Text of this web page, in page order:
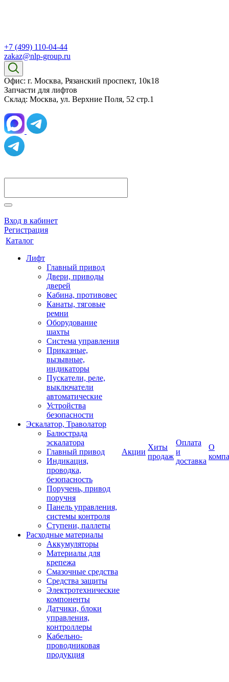
+7 (499) 110-04-44
zakaz@nlp-group.ru
Офис: г. Москва, Рязанский проспект, 10к18
Запчасти для лифтов
Склад: Москва, ул. Верхние Поля, 52 стр.1
Вход в кабинет
Регистрация
Каталог
Лифт
Главный привод
Двери, приводы
дверей
Кабина, противовес
Канаты, тяговые
ремни
Оборудование
шахты
Система управления
Приказные,
вызывные,
индикаторы
Пускатели, реле,
выключатели
автоматические
Устройства
безопасности
Эскалатор, Траволатор
Балюстрада
эскалатора
Главный привод
Индикация,
проводка,
безопасность
Поручень, привод
поручня
Панель управления,
системы контроля
Ступени, паллеты
Расходные материалы
Аккумуляторы
Материалы для
крепежа
Смазочные средства
Средства защиты
Электротехнические
компоненты
Датчики, блоки
управления,
контроллеры
Кабельно-
проводниковая
продукция
Акции
Хиты
продаж
Оплата
и
доставка
О